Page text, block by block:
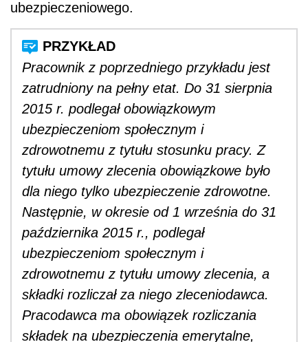
ubezpieczeniowego.
Pracownik z poprzedniego przykładu jest
zatrudniony na pełny etat. Do 31 sierpnia
2015 r. podlegał obowiązkowym
ubezpieczeniom społecznym i
zdrowotnemu z tytułu stosunku pracy. Z
tytułu umowy zlecenia obowiązkowe było
dla niego tylko ubezpieczenie zdrowotne.
Następnie, w okresie od 1 września do 31
października 2015 r., podlegał
ubezpieczeniom społecznym i
zdrowotnemu z tytułu umowy zlecenia, a
składki rozliczał za niego zleceniodawca.
Pracodawca ma obowiązek rozliczania
składek na ubezpieczenia emerytalne,